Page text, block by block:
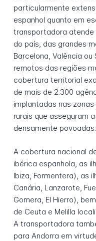
particularmente
espanhol quanto em
transportadora atende
do país, das grandes
Barcelona, Valência
remotos das regiões
cobertura territorial
de mais de 2.300
implantadas nas
rurais que asseguram
densamente povoadas.
A cobertura nacional
ibérica espanhola, as
Ibiza, Formentera), as
Canária, Lanzarote,
Gomera, El Hierro),
de Ceuta e Melilla
A transportadora
para Andorra em